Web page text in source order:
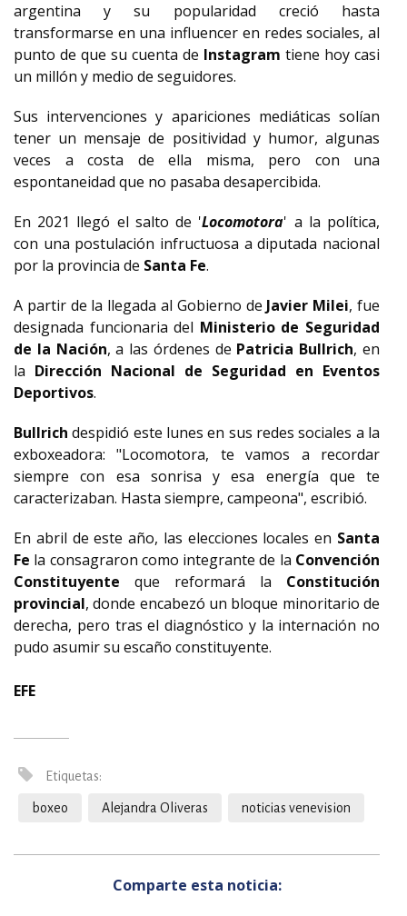
argentina y su popularidad creció hasta
transformarse en una influencer en redes sociales, al
punto de que su cuenta de Instagram tiene hoy casi
un millón y medio de seguidores.
Sus intervenciones y apariciones mediáticas solían
tener un mensaje de positividad y humor, algunas
veces a costa de ella misma, pero con una
espontaneidad que no pasaba desapercibida.
En 2021 llegó el salto de 'Locomotora' a la política,
con una postulación infructuosa a diputada nacional
por la provincia de Santa Fe.
A partir de la llegada al Gobierno de Javier Milei, fue
designada funcionaria del Ministerio de Seguridad
de la Nación, a las órdenes de Patricia Bullrich, en
la Dirección Nacional de Seguridad en Eventos
Deportivos.
Bullrich despidió este lunes en sus redes sociales a la
exboxeadora: "Locomotora, te vamos a recordar
siempre con esa sonrisa y esa energía que te
caracterizaban. Hasta siempre, campeona", escribió.
En abril de este año, las elecciones locales en Santa
Fe la consagraron como integrante de la Convención
Constituyente que reformará la Constitución
provincial, donde encabezó un bloque minoritario de
derecha, pero tras el diagnóstico y la internación no
pudo asumir su escaño constituyente.
EFE
Etiquetas:
boxeo Alejandra Oliveras noticias venevision
Comparte esta noticia: